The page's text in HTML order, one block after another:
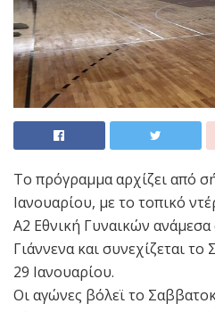
Το πρόγραμμα αρχίζει από
Ιανουαρίου, με το τοπικό
Α2 Εθνική Γυναικών ανάμεσα
Γιάννενα και συνεχίζεται
29 Ιανουαρίου.
Οι αγώνες βόλεϊ το